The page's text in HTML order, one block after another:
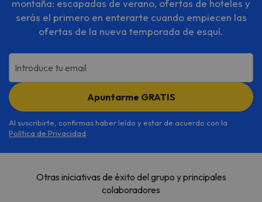
montaña: escapadas de verano, ofertas de hoteles y
serás el primero en enterarte cuando empiecen las
ofertas de la nueva temporada de esquí.
Introduce tu email
Apuntarme GRATIS
Al suscribirte, confirmas haber leído y estar de acuerdo con la
Política de Privacidad
Otras iniciativas de éxito del grupo y principales
colaboradores